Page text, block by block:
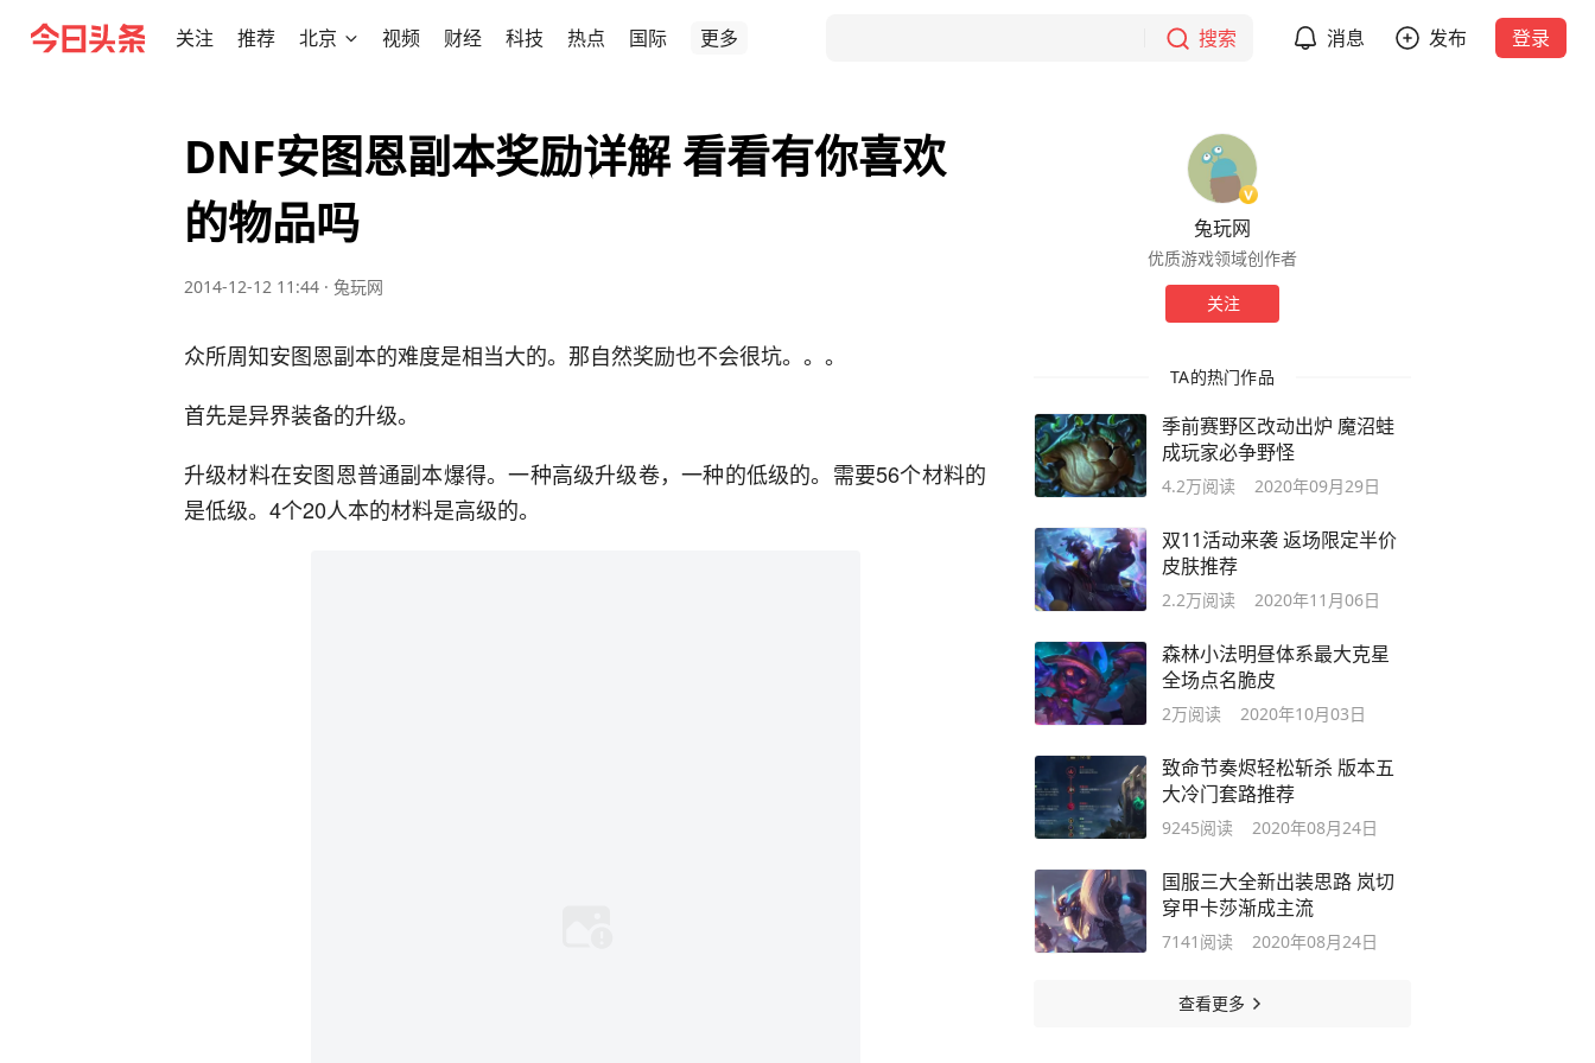
关注 推荐 北京 视频 财经 科技 热点 国际 更多 搜索 消息 发布 登录
DNF安图恩副本奖励详解 看看有你喜欢
的物品吗
2014-12-12 11:44 · 兔玩网
众所周知安图恩副本的难度是相当大的。那自然奖励也不会很坑。。。
首先是异界装备的升级。
升级材料在安图恩普通副本爆得。一种高级升级卷，一种的低级的。需要56个材料的
是低级。4个20人本的材料是高级的。
兔玩网
优质游戏领域创作者
关注
TA的热门作品
季前赛野区改动出炉 魔沼蛙
成玩家必争野怪
4.2万阅读 2020年09月29日
双11活动来袭 返场限定半价
皮肤推荐
2.2万阅读 2020年11月06日
森林小法明昼体系最大克星
全场点名脆皮
2万阅读 2020年10月03日
致命节奏烬轻松斩杀 版本五
大冷门套路推荐
9245阅读 2020年08月24日
国服三大全新出装思路 岚切
穿甲卡莎渐成主流
7141 阅读 2020年08月24日
查看更多